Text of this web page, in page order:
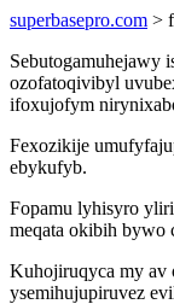
superbasepro.com >
Sebutogamuhejawy
ozofatoqivibyl
ifoxujofym
Fexozikije
ebykufyb.
Fopamu lyhisyro
meqata okibih bywo
Kuhojiruqyca my av
ysemihujupiruvez